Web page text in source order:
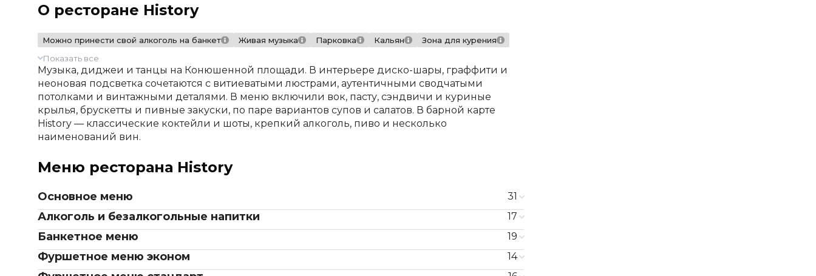
О ресторане History
Можно принести свой алкоголь на банкет Живая музыка Парковка Кальян
Зона для курения
Показать все
Музыка, диджеи и танцы на Конюшенной площади. В интерьере диско-шары, граффити и
неоновая подсветка сочетаются с витиеватыми люстрами, аутентичными сводчатыми
потолками и винтажными деталями. В меню включили вок, пасту, сэндвичи и куриные
крылья, брускетты и пивные закуски, по паре вариантов супов и салатов. В барной карте
History — классические коктейли и шоты, крепкий алкоголь, пиво и несколько
наименований вин.
Меню ресторана History
Основное меню 31
закуски
Овощная тарелка (свежие и соленые огурцы, помидоры, болгарский перец, капуста,
кинза, базилик)
300 ₽
Фруктовая тарелка (груша, апельсин, виноград, яблоки, банан)
380 ₽
Пивная тарелка (маринованные куриные крылья, хрустящие сырные палочки, гренки,
600 ₽
Алкоголь и безалкогольные напитки 17
long drinks
History Signature 400 ₽
short drinks
Банкетное меню 19
салаты
Цезарь классический с курицей и перепелиными яйцами
Фуршетное меню эконом 14